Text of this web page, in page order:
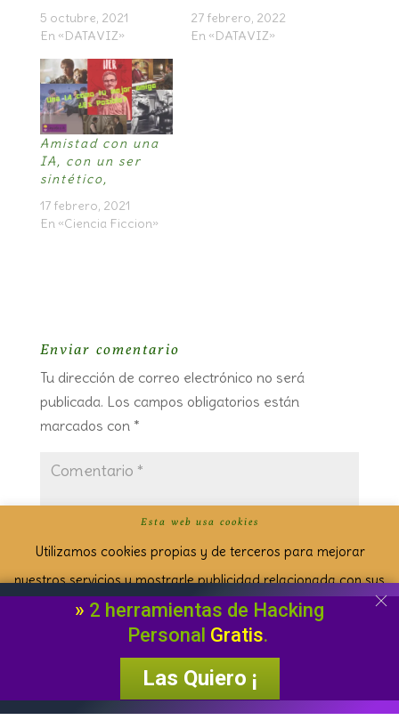
5 octubre, 2021
En «DATAVIZ»
27 febrero, 2022
En «DATAVIZ»
Amistad con una
IA, con un ser
sintético,
17 febrero, 2021
En «Ciencia Ficcion»
Enviar comentario
Tu dirección de correo electrónico no será
publicada. Los campos obligatorios están
marcados con *
Esta web usa cookies
Utilizamos cookies propias y de terceros para mejorar
nuestros servicios y mostrarle publicidad relacionada con sus
preferencias mediante el análisis de sus hábitos de navegación.
Si continua navegando, consideramos que acepta su uso.
Leer más
» 2 herramientas de Hacking
Personal Gratis.
Las Quiero ¡